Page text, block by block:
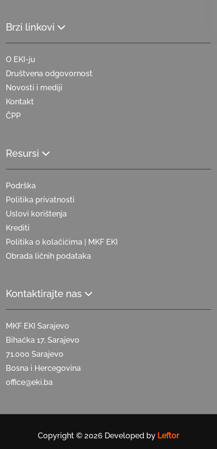
Brzi linkovi
O EKI-ju
Društvena odgovornost
Novosti i mediji
Kontakt
ČPP
Resursi
Podrška
Politika privatnosti
Uslovi korištenja
Krediti
Politika o kolačićima | MKF EKI
Obrada ličnih podataka
Kontaktirajte nas
MKF EKI Sarajevo
Bihaćka 17, Sarajevo
71.000 Sarajevo
Bosna i Hercegovina
office@eki.ba
Copyright © 2026 Developed by Leftor